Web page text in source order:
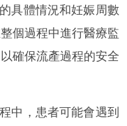
具體情況和妊娠周數
個過程中進行醫療監
確保流產過程的安全
中，患者可能會遇到